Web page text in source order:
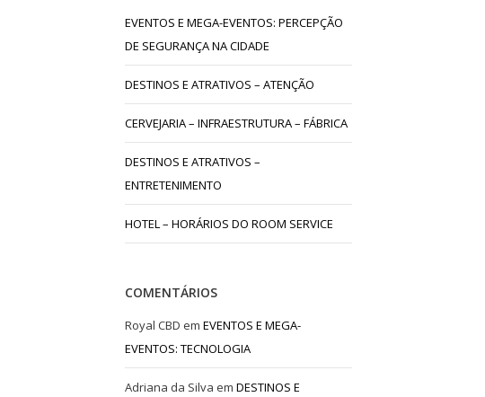
EVENTOS E MEGA-EVENTOS: PERCEPÇÃO
DE SEGURANÇA NA CIDADE
DESTINOS E ATRATIVOS – ATENÇÃO
CERVEJARIA – INFRAESTRUTURA – FÁBRICA
DESTINOS E ATRATIVOS –
ENTRETENIMENTO
HOTEL – HORÁRIOS DO ROOM SERVICE
COMENTÁRIOS
Royal CBD emEVENTOS E MEGA-
EVENTOS: TECNOLOGIA
Adriana da Silva emDESTINOS E